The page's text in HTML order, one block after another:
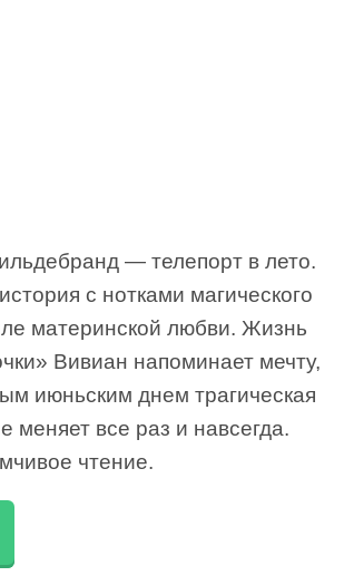
— телепорт в лето.
с нотками магического
материнской любви. Жизнь
Вивиан напоминает мечту,
июньским днем трагическая
меняет все раз и навсегда.
чтение.